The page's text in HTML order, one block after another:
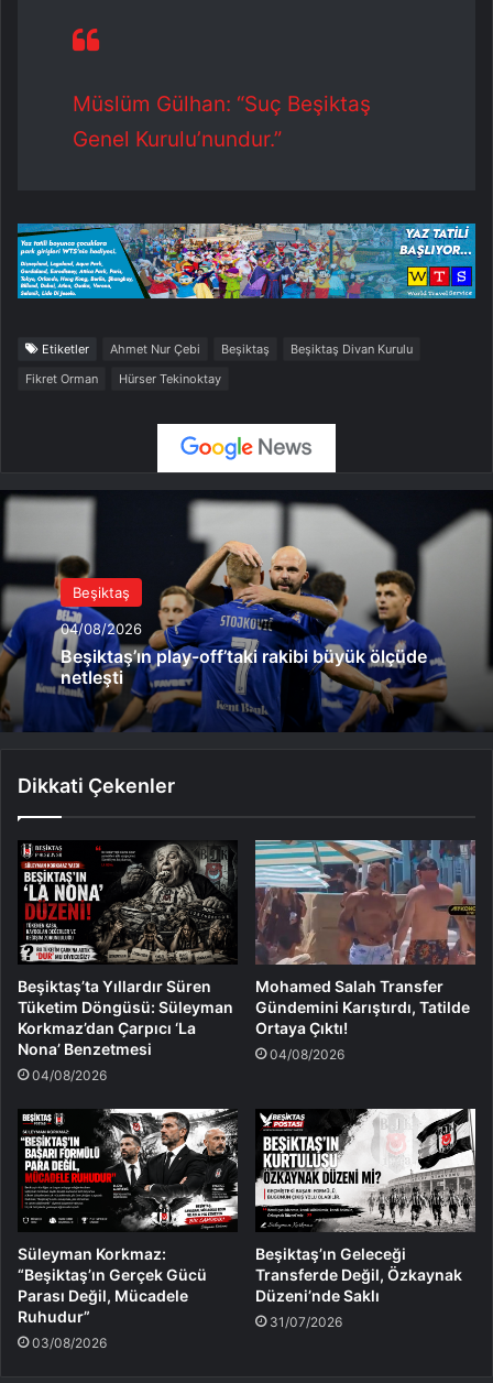
Müslüm Gülhan: “Suç Beşiktaş
Genel Kurulu’nundur.”
Etiketler Ahmet Nur Çebi Beşiktaş
Beşiktaş Divan Kurulu
Fikret Orman
Hürser Tekinoktay
Beşiktaş
04/08/2026
Beşiktaş’ın play-off’taki rakibi büyük ölçüde
netleşti
Dikkati Çekenler
Beşiktaş’ta Yıllardır Süren
Tüketim Döngüsü: Süleyman
Korkmaz’dan Çarpıcı ‘La
Nona’ Benzetmesi
04/08/2026
Mohamed Salah Transfer
Gündemini Karıştırdı, Tatilde
Ortaya Çıktı!
04/08/2026
Süleyman Korkmaz:
“Beşiktaş’ın Gerçek Gücü
Parası Değil, Mücadele
Ruhudur”
03/08/2026
Beşiktaş’ın Geleceği
Transferde Değil, Özkaynak
Düzeni’nde Saklı
31/07/2026